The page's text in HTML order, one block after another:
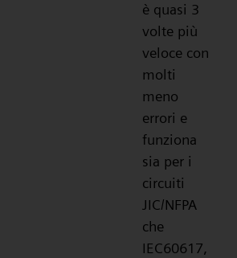
è quasi 3
volte più
veloce con
molti
meno
errori e
funziona
sia per i
circuiti
JIC/NFPA
che
IEC60617,